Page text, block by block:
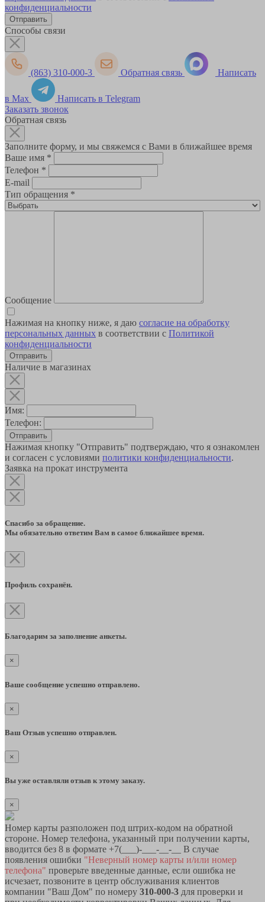
конфиденциальности
Способы связи
(863) 310-000-3 Обратная связь Написать
в Max
Написать в Telegram
Заказать звонок
Обратная связь
Заполните форму, и мы свяжемся с Вами в ближайшее время
Ваше имя *
Телефон *
E-mail
Тип обращения *
Сообщение
Нажимая на кнопку ниже, я даю согласие на обработку
персональных данных в соответствии с Политикой
конфиденциальности
Наличие в магазинах
Имя:
Телефон:
Отправить
Нажимая кнопку "Отправить" подтверждаю, что я ознакомлен
и согласен с условиями политики конфиденциальности.
Заявка на прокат инструмента
Спасибо за обращение.
Мы обязательно ответим Вам в самое ближайшее время.
Профиль сохранён.
Благодарим за заполнение анкеты.
×
Ваше сообщение успешно отправлено.
×
Ваш Отзыв успешно отправлен.
×
Вы уже оставляли отзыв к этому заказу.
×
Номер карты разположен под штрих-кодом на обратной
стороне. Номер телефона, указанный при получении карты,
вводится без 8 в формате +7(___)-___-__-__ В случае
появления ошибки "Неверный номер карты и/или номер
телефона" проверьте введенные данные, если ошибка не
исчезает, позвоните в центр обслуживания клиентов
компании "Ваш Дом" по номеру 310-000-3 для проверки и